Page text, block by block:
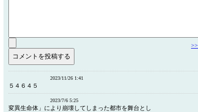
2023/11/26 1:41
５４６４５
2023/7/6 5:25
変異生命体」により崩壊してしまった都市を舞台とし